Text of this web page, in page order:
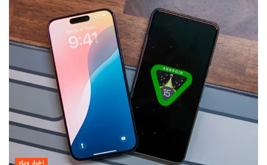
اخبار ویژه